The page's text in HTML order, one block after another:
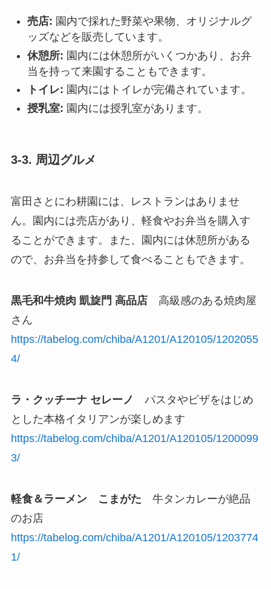
売店: 園内で採れた野菜や果物、オリジナルグ
ッズなどを販売しています。
休憩所: 園内には休憩所がいくつかあり、お弁
当を持って来園することもできます。
トイレ: 園内にはトイレが完備されています。
授乳室: 園内には授乳室があります。
3-3. 周辺グルメ
富田さとにわ耕園には、レストランはありませ
ん。園内には売店があり、軽食やお弁当を購入す
ることができます。また、園内には休憩所がある
ので、お弁当を持参して食べることもできます。
黒毛和牛焼肉 凱旋門 高品店高級感のある焼肉屋
さん
https://tabelog.com/chiba/A1201/A120105/1202055
4/
ラ・クッチーナ セレーノ
パスタやピザをはじめ
とした本格イタリアンが楽しめます
https://tabelog.com/chiba/A1201/A120105/1200099
3/
軽食＆ラーメン こまがた 牛タンカレーが絶品
のお店
https://tabelog.com/chiba/A1201/A120105/1203774
1/